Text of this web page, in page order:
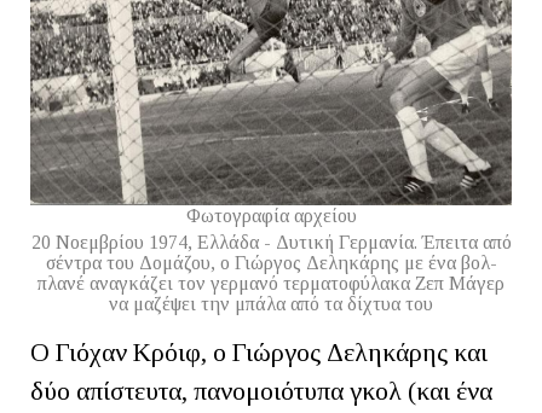
Φωτογραφία αρχείου
20 Νοεμβρίου 1974, Ελλάδα - Δυτική Γερμανία. Έπειτα από
σέντρα του Δομάζου, ο Γιώργος Δεληκάρης με ένα βολ-
πλανέ αναγκάζει τον γερμανό τερματοφύλακα Ζεπ Μάγερ
να μαζέψει την μπάλα από τα δίχτυα του
Ο Γιόχαν Κρόιφ, ο Γιώργος Δεληκάρης και
δύο απίστευτα, πανομοιότυπα γκολ (και ένα